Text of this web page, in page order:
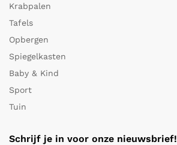
Krabpalen
Tafels
Opbergen
Spiegelkasten
Baby & Kind
Sport
Tuin
Schrijf je in voor onze nieuwsbrief!